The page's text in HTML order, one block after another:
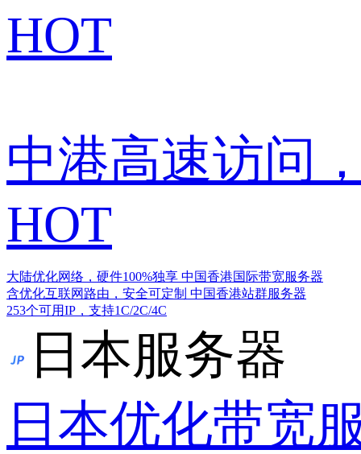
HOT
中港高速访问
HOT
大陆优化网络，硬件100%独享 中国香港国际带宽服务器
含优化互联网路由，安全可定制 中国香港站群服务器
253个可用IP，支持1C/2C/4C
日本服务器
日本优化带宽